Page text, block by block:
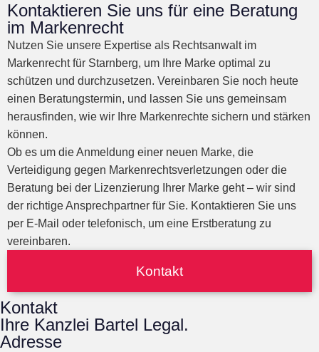
Kontaktieren Sie uns für eine Beratung
im Markenrecht
Nutzen Sie unsere Expertise als Rechtsanwalt im
Markenrecht für Starnberg, um Ihre Marke optimal zu
schützen und durchzusetzen. Vereinbaren Sie noch heute
einen Beratungstermin, und lassen Sie uns gemeinsam
herausfinden, wie wir Ihre Markenrechte sichern und stärken
können.
Ob es um die Anmeldung einer neuen Marke, die
Verteidigung gegen Markenrechtsverletzungen oder die
Beratung bei der Lizenzierung Ihrer Marke geht – wir sind
der richtige Ansprechpartner für Sie. Kontaktieren Sie uns
per E-Mail oder telefonisch, um eine Erstberatung zu
vereinbaren.
Kontakt
Kontakt
Ihre Kanzlei Bartel Legal.
Adresse